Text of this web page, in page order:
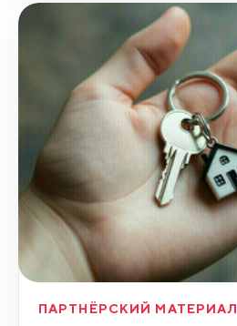
ПАРТНЁРСКИЙ МАТЕРИАЛ